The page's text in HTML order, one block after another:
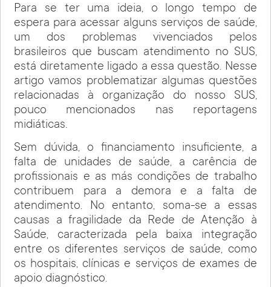
Para se ter uma ideia, o longo tempo de
espera para acessar alguns serviços de saúde,
um dos problemas vivenciados pelos
brasileiros que buscam atendimento no SUS,
está diretamente ligado a essa questão. Nesse
artigo vamos problematizar algumas questões
relacionadas à organização do nosso SUS,
pouco mencionados nas reportagens
midiáticas.
Sem dúvida, o financiamento insuficiente, a
falta de unidades de saúde, a carência de
profissionais e as más condições de trabalho
contribuem para a demora e a falta de
atendimento. No entanto, soma-se a essas
causas a fragilidade da Rede de Atenção à
Saúde, caracterizada pela baixa integração
entre os diferentes serviços de saúde, como
os hospitais, clínicas e serviços de exames de
apoio diagnóstico.